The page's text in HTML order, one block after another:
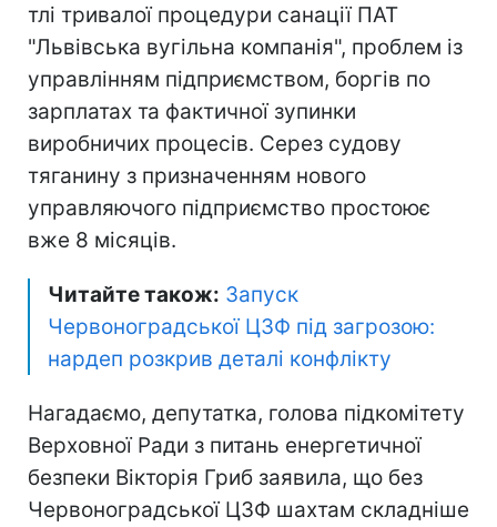
тлі тривалої процедури санації ПАТ
"Львівська вугільна компанія", проблем із
управлінням підприємством, боргів по
зарплатах та фактичної зупинки
виробничих процесів. Серез судову
тяганину з призначенням нового
управляючого підприємство простоює
вже 8 місяців.
Читайте також: Запуск
Червоноградської ЦЗФ під загрозою:
нардеп розкрив деталі конфлікту
Нагадаємо, депутатка, голова підкомітету
Верховної Ради з питань енергетичної
безпеки Вікторія Гриб заявила, що без
Червоноградської ЦЗФ шахтам складніше